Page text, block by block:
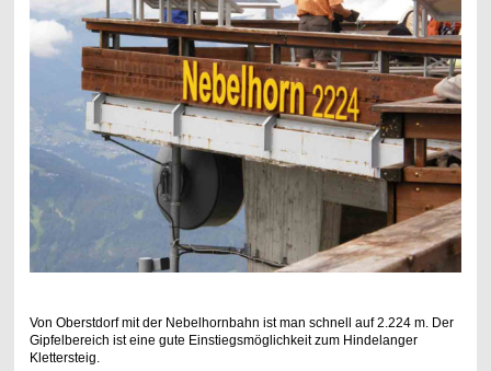
Von Oberstdorf mit der Nebelhornbahn ist man schnell auf 2.224 m. Der
Gipfelbereich ist eine gute Einstiegsmöglichkeit zum Hindelanger
Klettersteig.